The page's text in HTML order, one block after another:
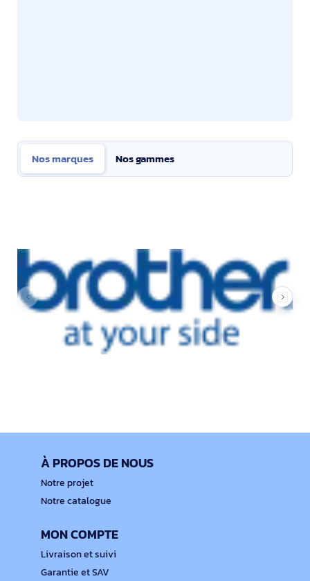
Nos marques Nos gammes
À PROPOS DE NOUS
Notre projet
Notre catalogue
MON COMPTE
Livraison et suivi
Garantie et SAV